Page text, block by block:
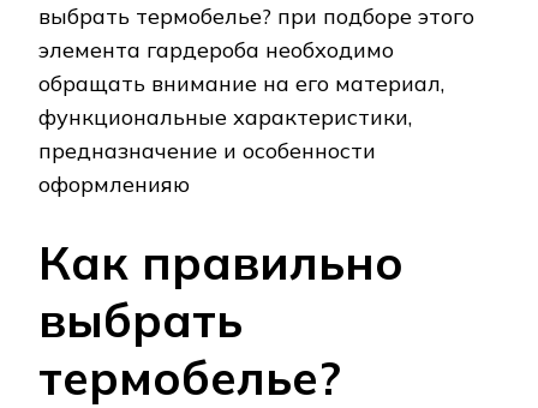
выбрать термобелье? при подборе этого
элемента гардероба необходимо
обращать внимание на его материал,
функциональные характеристики,
предназначение и особенности
оформленияю
Как правильно
выбрать
термобелье?